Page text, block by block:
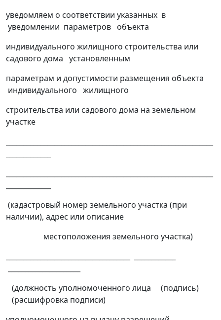
уведомляем о соответствии указанных в
уведомлении параметров объекта
индивидуального жилищного строительства или
садового дома установленным
параметрам и допустимости размещения объекта
индивидуального жилищного
строительства или садового дома на земельном
участке
(кадастровый номер земельного участка (при
наличии), адрес или описание
местоположения земельного участка)
(должность уполномоченного лица (подпись)
(расшифровка подписи)